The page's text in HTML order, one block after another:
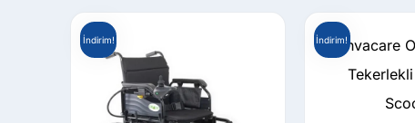
İndirim! İndirim!